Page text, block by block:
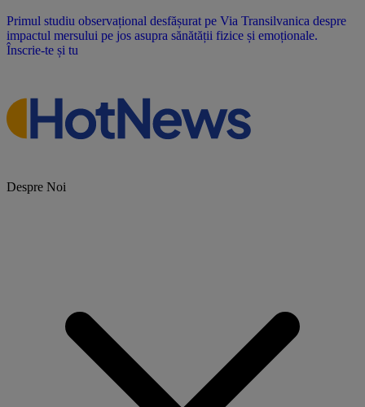
Primul studiu observațional desfășurat pe Via Transilvanica despre
impactul mersului pe jos asupra sănătății fizice și emoționale.
Înscrie-te și tu
Despre Noi